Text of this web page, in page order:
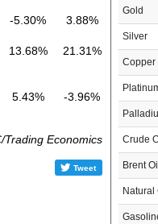
-5.30% 3.88%
13.68% 21.31%
5.43% -3.96%
Trading Economics
Tweet
Gold
Silver
Copper
Crude
Brent
Natural